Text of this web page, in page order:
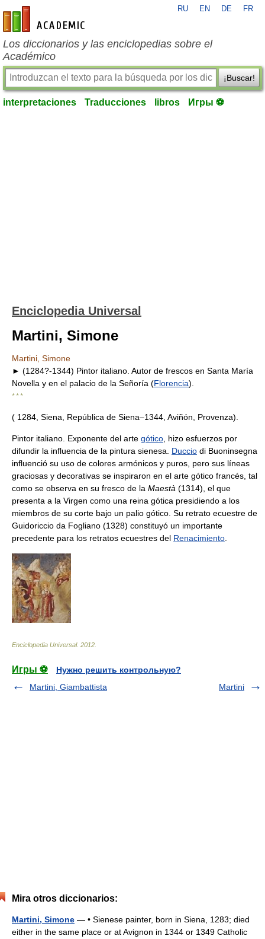
es-academic.com
RU EN DE FR
Los diccionarios y las enciclopedias sobre el
Académico
¡Buscar!
interpretaciones Traducciones libros Игры ⚽
Enciclopedia Universal
Martini, Simone
Martini, Simone
► (1284?-1344) Pintor italiano. Autor de frescos en Santa María
Novella y en el palacio de la Señoría (Florencia).
* * *
( 1284, Siena, República de Siena–1344, Aviñón, Provenza).
Pintor italiano. Exponente del arte gótico , hizo esfuerzos por
difundir la influencia de la pintura sienesa. Duccio di Buoninsegna
influenció su uso de colores armónicos y puros, pero sus líneas
graciosas y decorativas se inspiraron en el arte gótico francés, tal
como se observa en su fresco de la Maestà (1314), el que
presenta a la Virgen como una reina gótica presidiendo a los
miembros de su corte bajo un palio gótico. Su retrato ecuestre de
Guidoriccio da Fogliano (1328) constituyó un importante
precedente para los retratos ecuestres del Renacimiento
Enciclopedia Universal. 2012
Игры ⚽
Нужно решить контрольную?
Martini, Giambattista
Martini
Mira otros diccionarios:
Martini, Simone — • Sienese painter, born in Siena, 1283; died
either in the same place or at Avignon in 1344 or 1349 Catholic